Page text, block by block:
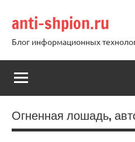
содержимому
anti-shpion.ru
Блог информационных
Огненная лошадь,